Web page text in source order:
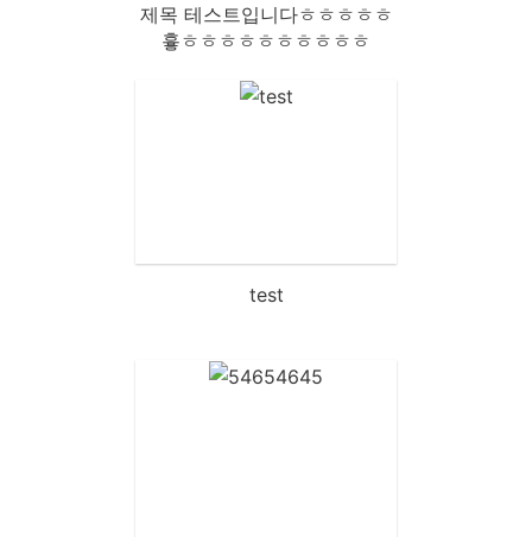
제목 테스트입니다ㅎㅎㅎㅎㅎ
흏ㅎㅎㅎㅎㅎㅎㅎㅎㅎㅎ
test